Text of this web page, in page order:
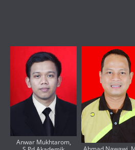
Anwar Mukhtarom,